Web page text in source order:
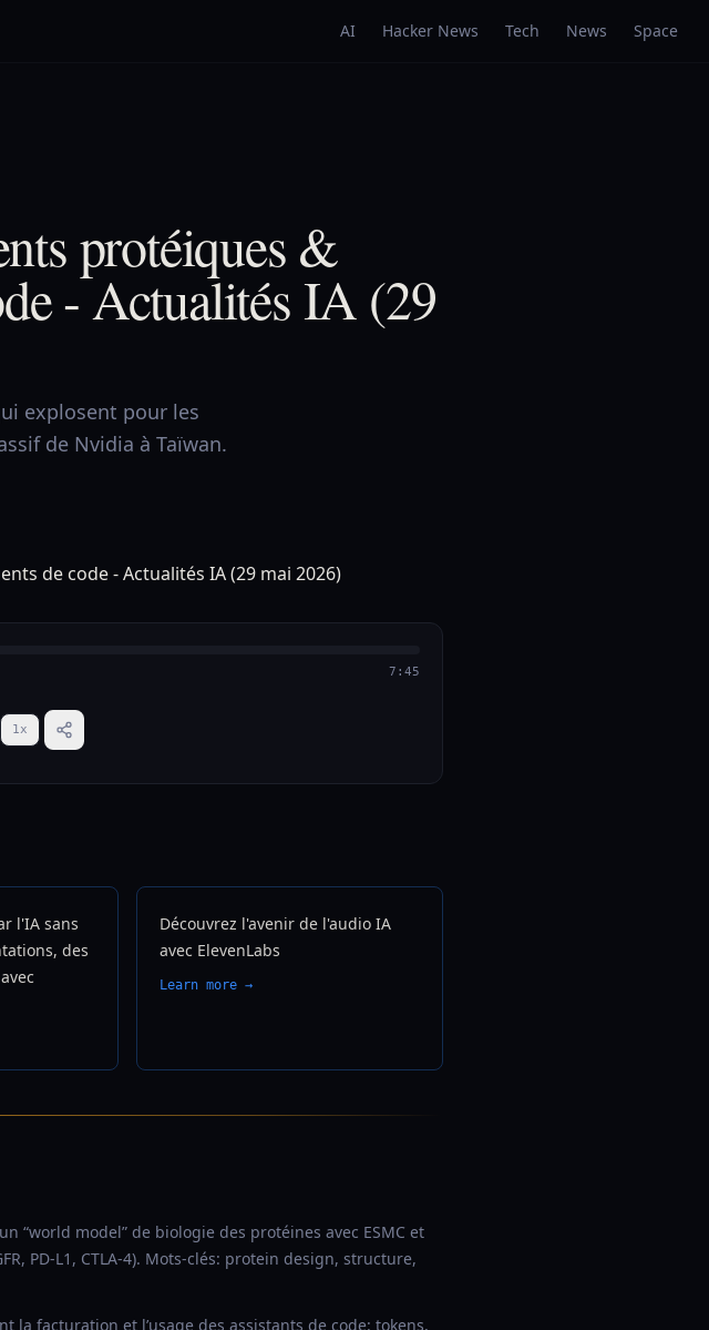
AI Hacker News Tech News Space
protéiques &
- Actualités IA (29
explosent pour les
de Nvidia à Taïwan.
7:45
1x
l'IA sans
des
Découvrez l'avenir de l'audio IA
avec ElevenLabs
Learn more →
“world model” de biologie des protéines avec ESMC et
PD-L1, CTLA-4). Mots-clés: protein design, structure,
la facturation et l’usage des assistants de code: tokens,